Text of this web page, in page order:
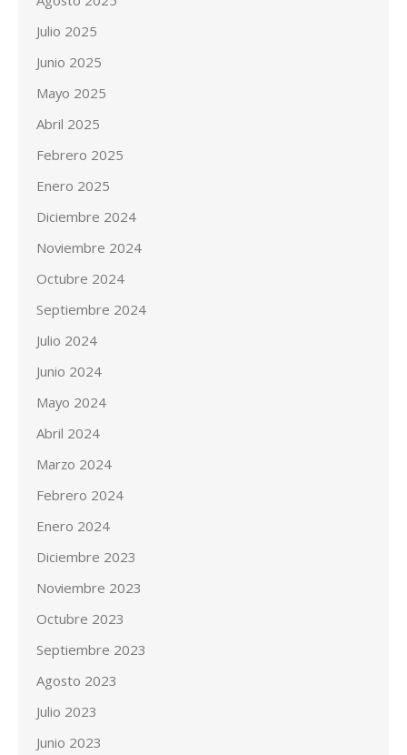
Julio 2025
Junio 2025
Mayo 2025
Abril 2025
Febrero 2025
Enero 2025
Diciembre 2024
Noviembre 2024
Octubre 2024
Septiembre 2024
Julio 2024
Junio 2024
Mayo 2024
Abril 2024
Marzo 2024
Febrero 2024
Enero 2024
Diciembre 2023
Noviembre 2023
Octubre 2023
Septiembre 2023
Agosto 2023
Julio 2023
Junio 2023